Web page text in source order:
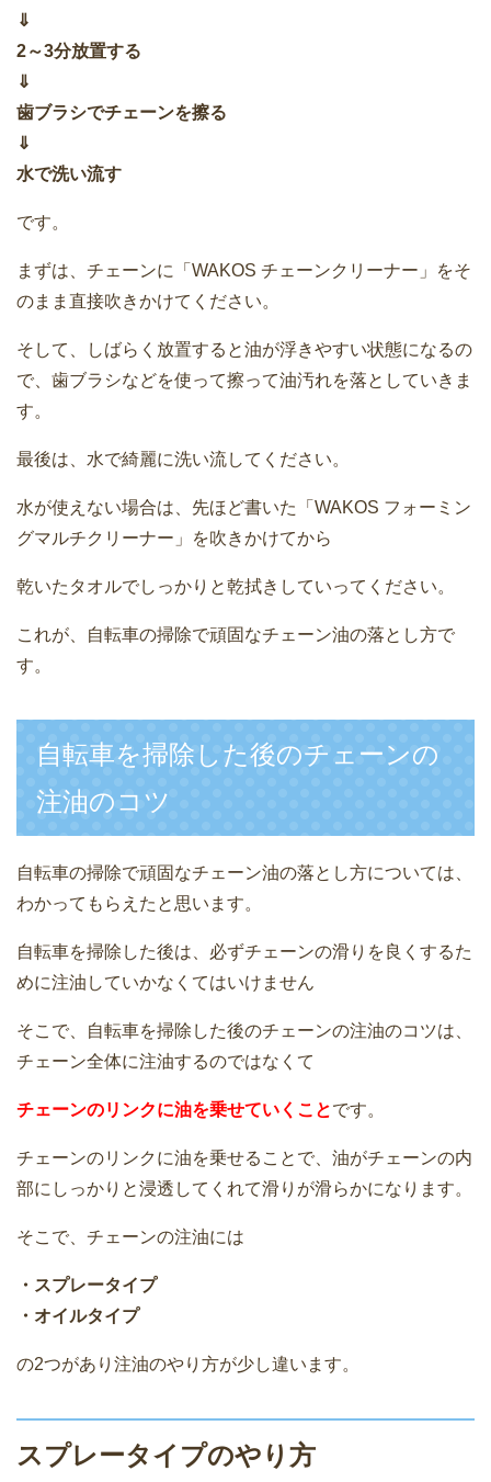
⇓
2～3分放置する
⇓
歯ブラシでチェーンを擦る
⇓
水で洗い流す
です。
まずは、チェーンに「WAKOS チェーンクリーナー」をそ
のまま直接吹きかけてください。
そして、しばらく放置すると油が浮きやすい状態になるの
で、歯ブラシなどを使って擦って油汚れを落としていきま
す。
最後は、水で綺麗に洗い流してください。
水が使えない場合は、先ほど書いた「WAKOS フォーミン
グマルチクリーナー」を吹きかけてから
乾いたタオルでしっかりと乾拭きしていってください。
これが、自転車の掃除で頑固なチェーン油の落とし方で
す。
自転車を掃除した後のチェーンの
注油のコツ
自転車の掃除で頑固なチェーン油の落とし方については、
わかってもらえたと思います。
自転車を掃除した後は、必ずチェーンの滑りを良くするた
めに注油していかなくてはいけません
そこで、自転車を掃除した後のチェーンの注油のコツは、
チェーン全体に注油するのではなくて
チェーンのリンクに油を乗せていくことです。
チェーンのリンクに油を乗せることで、油がチェーンの内
部にしっかりと浸透してくれて滑りが滑らかになります。
そこで、チェーンの注油には
・スプレータイプ
・オイルタイプ
の2つがあり注油のやり方が少し違います。
スプレータイプのやり方